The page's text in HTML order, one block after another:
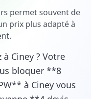
permet souvent de
prix plus adapté à
Ciney ? Votre
bloquer **8
à Ciney vous